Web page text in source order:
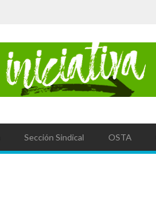
Sección Sindical OSTA